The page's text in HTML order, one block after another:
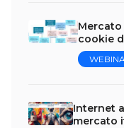
cookie
Internet
mercato